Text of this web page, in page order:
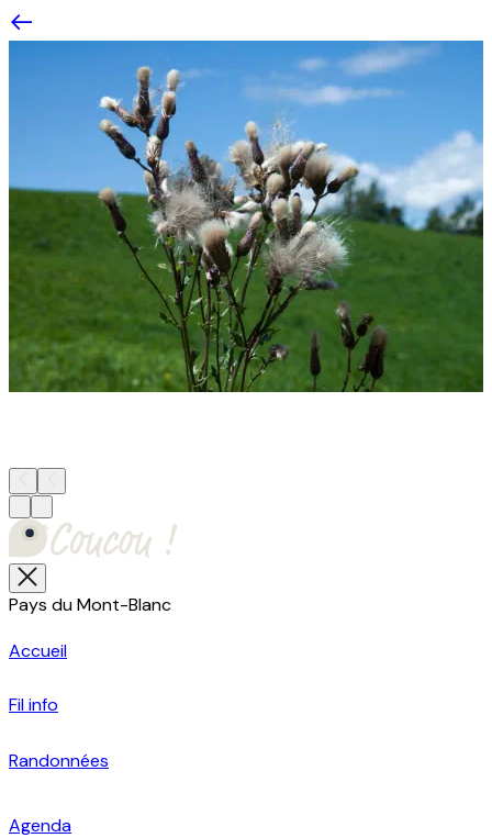
Pays du Mont-Blanc
Accueil
Fil info
Randonnées
Agenda